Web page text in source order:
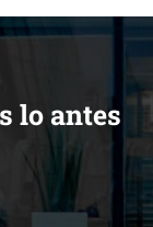
lo antes